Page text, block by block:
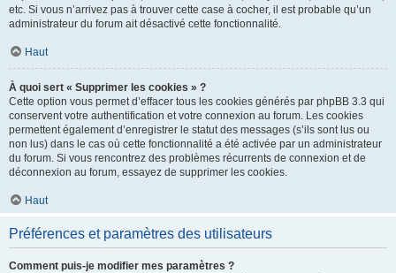
etc. Si vous n’arrivez pas à trouver cette case à cocher, il est probable qu’un
administrateur du forum ait désactivé cette fonctionnalité.
Haut
À quoi sert « Supprimer les cookies » ?
Cette option vous permet d’effacer tous les cookies générés par phpBB 3.3 qui
conservent votre authentification et votre connexion au forum. Les cookies
permettent également d’enregistrer le statut des messages (s’ils sont lus ou
non lus) dans le cas où cette fonctionnalité a été activée par un administrateur
du forum. Si vous rencontrez des problèmes récurrents de connexion et de
déconnexion au forum, essayez de supprimer les cookies.
Haut
Préférences et paramètres des utilisateurs
Comment puis-je modifier mes paramètres ?